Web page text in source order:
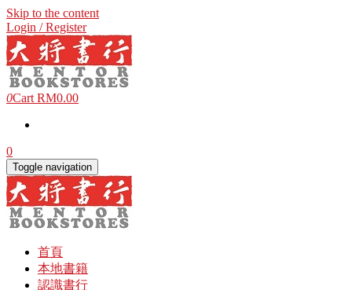
Skip to the content
Login / Register
0Cart RM0.00
0
Toggle navigation
首頁
本地書籍
認識書行